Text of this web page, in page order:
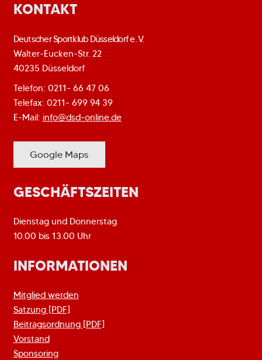
KONTAKT
Deutscher Sportklub Düsseldorf e. V.
Walter-Eucken-Str. 22
40235 Düsseldorf
Telefon: 0211- 66 47 06
Telefax: 0211- 699 94 39
E-Mail: info@dsd-online.de
Google Maps
GESCHÄFTSZEITEN
Dienstag und Donnerstag
10.00 bis 13.00 Uhr
INFORMATIONEN
Mitglied werden
Satzung [PDF]
Beitragsordnung [PDF]
Vorstand
Sponsoring